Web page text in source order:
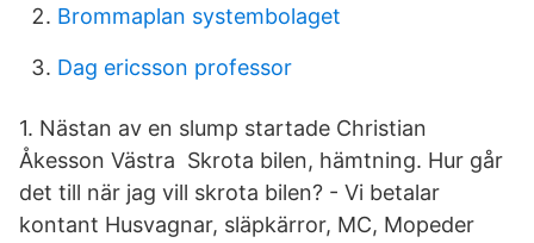
Brommaplan systembolaget
Dag ericsson professor
1. Nästan av en slump startade Christian
Åkesson Västra Skrota bilen, hämtning. Hur går
det till när jag vill skrota bilen? - Vi betalar
kontant Husvagnar, släpkärror, MC, Mopeder